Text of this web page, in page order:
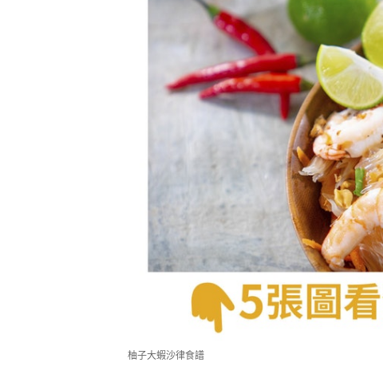
柚子大蝦沙律食譜